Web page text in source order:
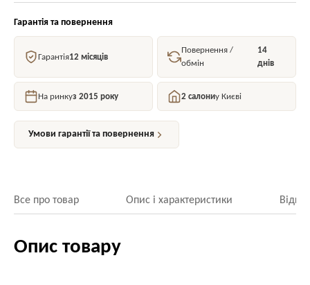
Гарантія та повернення
Гарантія12 місяців
Повернення /
обмін
14
днів
На ринкуз 2015 року 2 салониу Києві
Умови гарантії та повернення
Все про товар Опис і характеристики
Опис товару